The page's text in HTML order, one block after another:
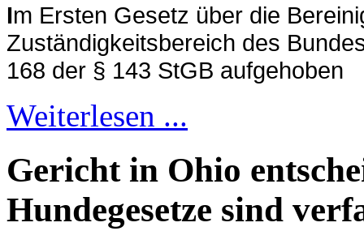
Im Ersten Gesetz über die
Zuständigkeitsbereich des
168 der § 143 StGB aufgehoben
Weiterlesen ...
Gericht in Ohio
Hundegesetze sind